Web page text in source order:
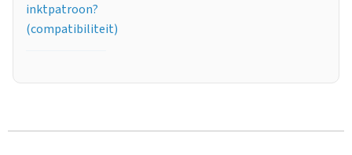
inktpatroon?
(compatibiliteit)